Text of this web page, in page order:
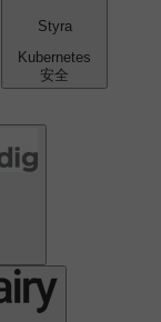
Styra
Kubernetes
安全